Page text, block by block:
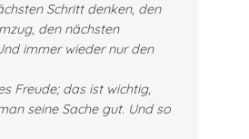
Schritt denken, den
den nächsten
immer wieder nur den
Freude; das ist wichtig,
seine Sache gut. Und so